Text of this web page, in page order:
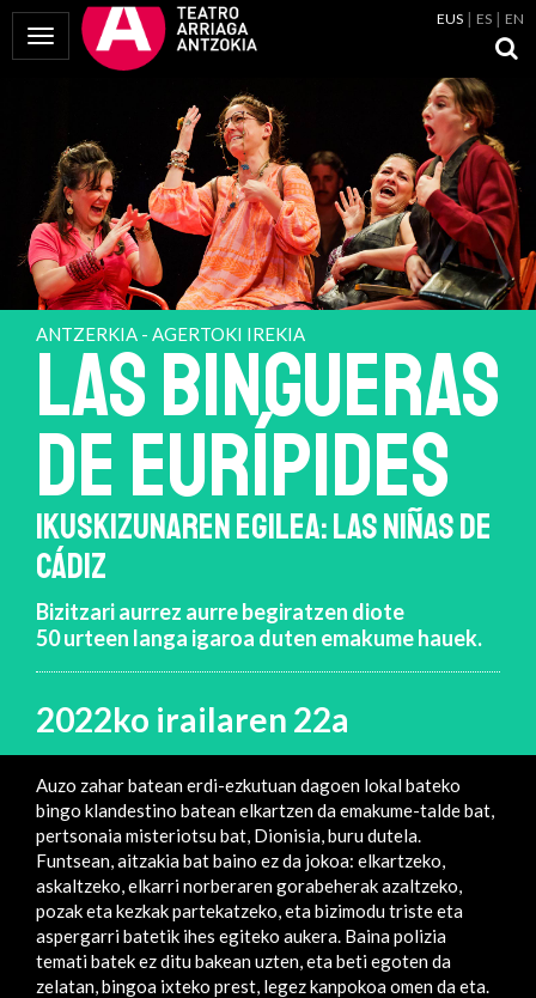
Menua erakutsi
EUS ES EN
ANTZERKIA - AGERTOKI IREKIA
LAS BINGUERAS
de Eurípides
IKUSKIZUNAREN EGILEA: LAS NIÑAS DE
CÁDIZ
Bizitzari aurrez aurre begiratzen diote
50 urteen langa igaroa duten emakume hauek.
2022ko irailaren 22a
Auzo zahar batean erdi-ezkutuan dagoen lokal bateko
bingo klandestino batean elkartzen da emakume-talde bat,
pertsonaia misteriotsu bat, Dionisia, buru dutela.
Funtsean, aitzakia bat baino ez da jokoa: elkartzeko,
askaltzeko, elkarri norberaren gorabeherak azaltzeko,
pozak eta kezkak partekatzeko, eta bizimodu triste eta
aspergarri batetik ihes egiteko aukera. Baina polizia
temati batek ez ditu bakean uzten, eta beti egoten da
zelatan, bingoa ixteko prest, legez kanpokoa omen da eta.